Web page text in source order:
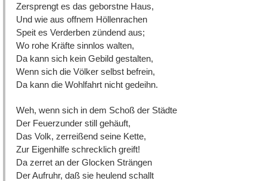
Zersprengt es das geborstne Haus,
Und wie aus offnem Höllenrachen
Speit es Verderben zündend aus;
Wo rohe Kräfte sinnlos walten,
Da kann sich kein Gebild gestalten,
Wenn sich die Völker selbst befrein,
Da kann die Wohlfahrt nicht gedeihn.
Weh, wenn sich in dem Schoß der Städte
Der Feuerzunder still gehäuft,
Das Volk, zerreißend seine Kette,
Zur Eigenhilfe schrecklich greift!
Da zerret an der Glocken Strängen
Der Aufruhr, daß sie heulend schallt